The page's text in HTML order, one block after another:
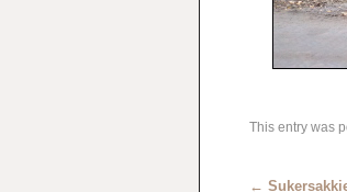
This entry was
←